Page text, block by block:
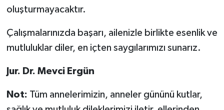
oluşturmayacaktır.
Çalışmalarınızda başarı, ailenizle birlikte esenlik ve
mutluluklar diler, en içten saygılarımızı sunarız.
Jur. Dr. Mevci Ergün
Not: Tüm annelerimizin, anneler gününü kutlar,